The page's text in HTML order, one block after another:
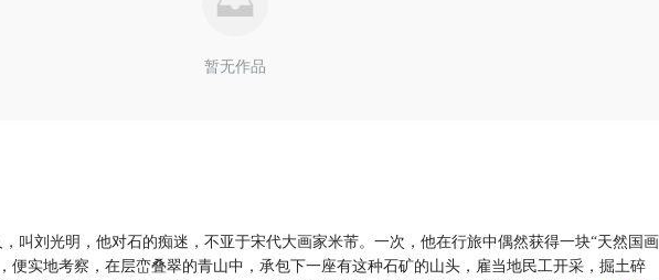
暂无作品
刘光明，他对石的痴迷，不亚于宋代大画家米芾。一次，他在行旅中偶然获得一块“天然国画
便实地考察，在层峦叠翠的青山中，承包下一座有这种石矿的山头，雇当地民工开采，掘土碎